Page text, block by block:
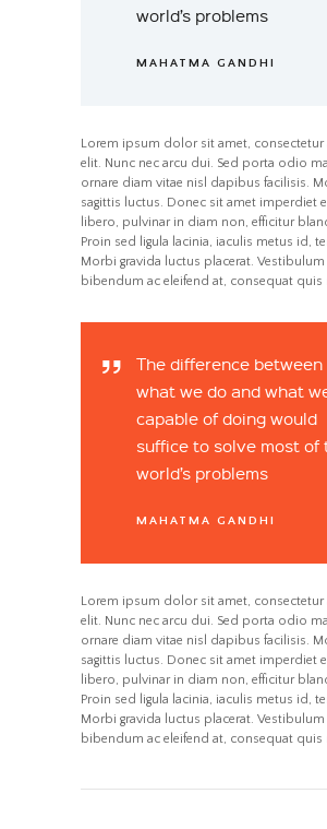
world’s problems
MAHATMA GANDHI
Lorem ipsum dolor sit amet, consectetur
elit. Nunc nec arcu dui. Sed porta odio
ornare diam vitae nisl dapibus facilisis.
sagittis luctus. Donec sit amet imperdiet
libero, pulvinar in diam non, efficitur
Proin sed ligula lacinia, iaculis metus id,
Morbi gravida luctus placerat.
bibendum ac eleifend at, consequat quis
The difference between
what we do and what
capable of doing would
suffice to solve most of
world’s problems
MAHATMA GANDHI
Lorem ipsum dolor sit amet, consectetur
elit. Nunc nec arcu dui. Sed porta odio
ornare diam vitae nisl dapibus facilisis.
sagittis luctus. Donec sit amet imperdiet
libero, pulvinar in diam non, efficitur
Proin sed ligula lacinia, iaculis metus id,
Morbi gravida luctus placerat.
bibendum ac eleifend at, consequat quis